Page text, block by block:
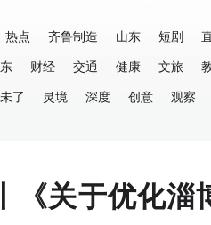
热点 齐鲁制造 山东 短剧
财经 交通 健康 文旅
了 灵境 深度 创意 观察
《关于优化淄